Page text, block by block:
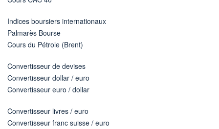
Indices boursiers internationaux
Palmarès Bourse
Cours du Pétrole (Brent)
Convertisseur de devises
Convertisseur dollar / euro
Convertisseur euro / dollar
Convertisseur livres / euro
Convertisseur franc suisse / euro